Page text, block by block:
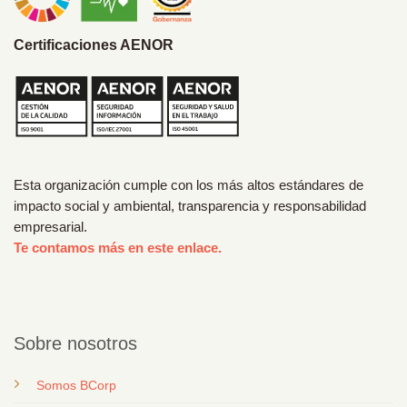
Certificaciones AENOR
Esta organización cumple con los más altos estándares de
impacto social y ambiental, transparencia y responsabilidad
empresarial.
Te contamos más en este enlace.
Sobre nosotros
Somos BCorp